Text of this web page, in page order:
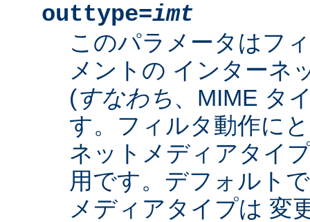
outtype=imt
このパラメータはフ
メントの インターネ
(すなわち、MIME タ
す。フィルタ動作に
ネットメディアタイ
用です。デフォルト
メディアタイプは 変